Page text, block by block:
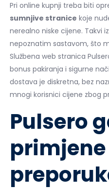
Pri online kupnji treba biti
sumnjive stranice koje
nerealno niske cijene. Takvi
nepoznatim sastavom, što
Službena web stranica
bonus pakiranja i sigurne
dostava je diskretna, bez
mnogi korisnici cijene zbog
Pulsero